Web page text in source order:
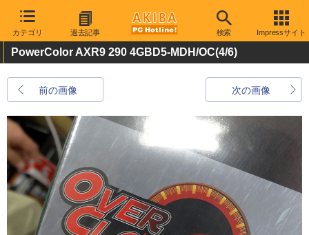
カテゴリ 過去記事 検索 Impressサイト
PowerColor AXR9 290 4GBD5-MDH/OC(4/6)
前の画像 次の画像